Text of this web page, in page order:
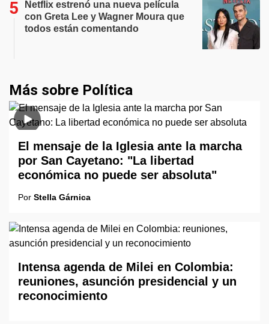
Netflix estrenó una nueva película
con Greta Lee y Wagner Moura que
todos están comentando
Más sobre Política
El mensaje de la Iglesia ante la marcha
por San Cayetano: "La libertad
económica no puede ser absoluta"
Por Stella Gárnica
Intensa agenda de Milei en Colombia:
reuniones, asunción presidencial y un
reconocimiento